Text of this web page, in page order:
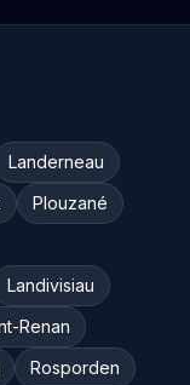
Landerneau
Plouzané
Landivisiau
Renan
Rosporden